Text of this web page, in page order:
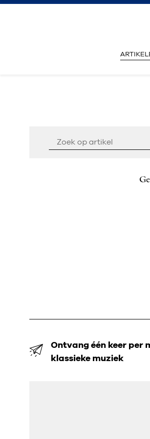
Ontvang één keer per
klassieke muziek